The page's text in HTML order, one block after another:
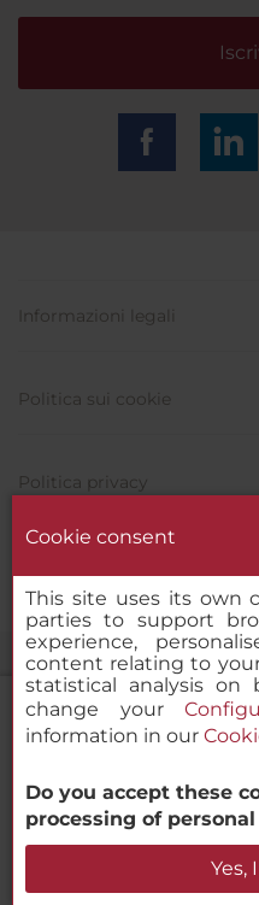
NH Collection
Verifica
Informazioni legali
Politica sui cookie
Politica privacy
© 2000-2026 MINOR HOTELS
120. 28003
Cookie consent
This site uses its own
parties to support
experience,
content relating to
statistical analysis on
change your
information in our
Do you accept these
processing of
Yes,